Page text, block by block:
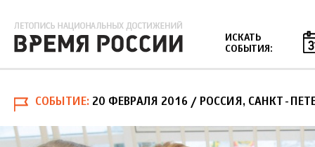
ИСКАТЬ
СОБЫТИЯ:
СОБЫТИЕ 20 ФЕВРАЛЯ 2016 / РОССИЯ, САНКТ-